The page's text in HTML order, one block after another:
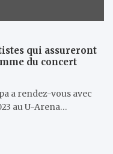
qui assureront
du concert
a rendez-vous avec
au U-Arena…